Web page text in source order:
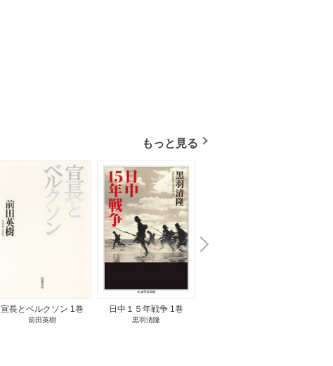
もっと見る
宣長とベルクソン 1巻
前田英樹
日中１５年戦争 1巻
黒羽清隆
N
e
x
t